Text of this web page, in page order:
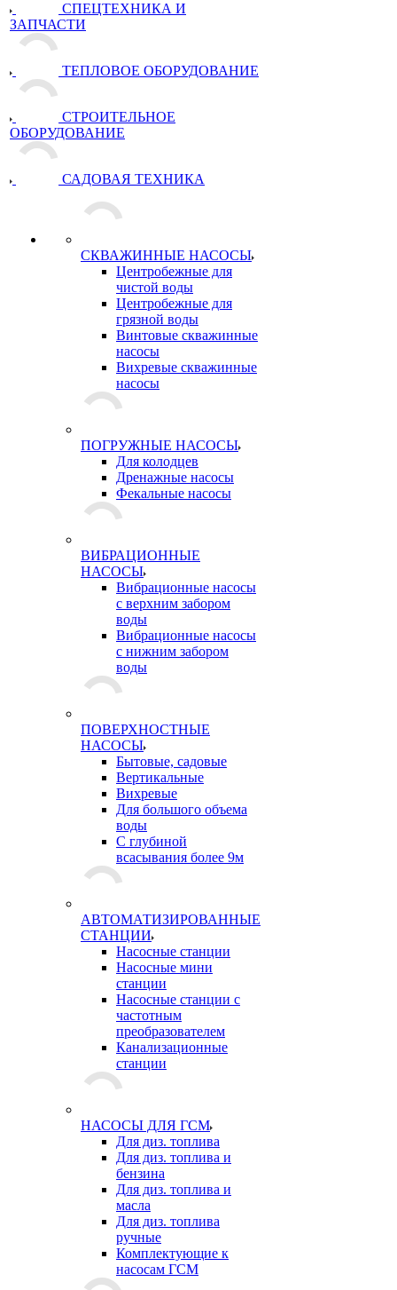
СПЕЦТЕХНИКА И
ЗАПЧАСТИ
ТЕПЛОВОЕ ОБОРУДОВАНИЕ
СТРОИТЕЛЬНОЕ
ОБОРУДОВАНИЕ
САДОВАЯ ТЕХНИКА
СКВАЖИННЫЕ НАСОСЫ
Центробежные для
чистой воды
Центробежные для
грязной воды
Винтовые скважинные
насосы
Вихревые скважинные
насосы
ПОГРУЖНЫЕ НАСОСЫ
Для колодцев
Дренажные насосы
Фекальные насосы
ВИБРАЦИОННЫЕ
НАСОСЫ
Вибрационные насосы
с верхним забором
воды
Вибрационные насосы
с нижним забором
воды
ПОВЕРХНОСТНЫЕ
НАСОСЫ
Бытовые, садовые
Вертикальные
Вихревые
Для большого объема
воды
С глубиной
всасывания более 9м
АВТОМАТИЗИРОВАННЫЕ
СТАНЦИИ
Насосные станции
Насосные мини
станции
Насосные станции с
частотным
преобразователем
Канализационные
станции
НАСОСЫ ДЛЯ ГСМ
Для диз. топлива
Для диз. топлива и
бензина
Для диз. топлива и
масла
Для диз. топлива
ручные
Комплектующие к
насосам ГСМ